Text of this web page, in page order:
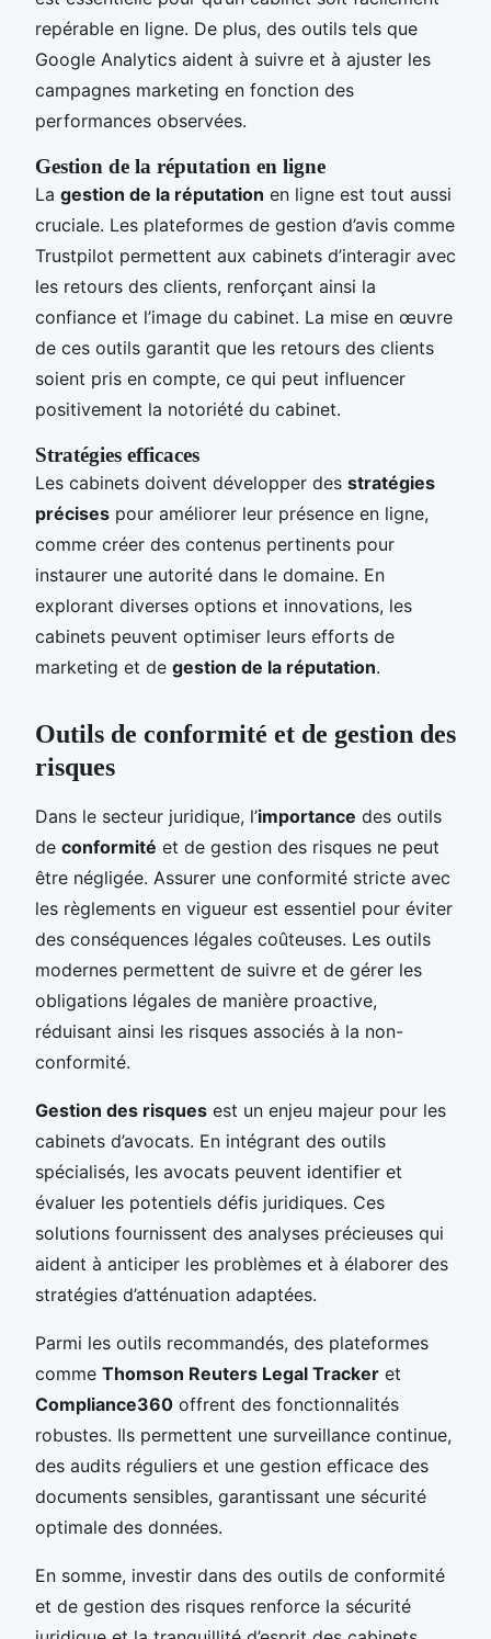
repérable en ligne. De plus, des outils tels que
Google Analytics aident à suivre et à ajuster les
campagnes marketing en fonction des
performances observées.
Gestion de la réputation en ligne
La gestion de la réputation en ligne est tout aussi
cruciale. Les plateformes de gestion d’avis comme
Trustpilot permettent aux cabinets d’interagir avec
les retours des clients, renforçant ainsi la
confiance et l’image du cabinet. La mise en œuvre
de ces outils garantit que les retours des clients
soient pris en compte, ce qui peut influencer
positivement la notoriété du cabinet.
Stratégies efficaces
Les cabinets doivent développer des stratégies
précises pour améliorer leur présence en ligne,
comme créer des contenus pertinents pour
instaurer une autorité dans le domaine. En
explorant diverses options et innovations, les
cabinets peuvent optimiser leurs efforts de
marketing et de gestion de la réputation.
Outils de conformité et de gestion des
risques
Dans le secteur juridique, l’importance des outils
de conformité et de gestion des risques ne peut
être négligée. Assurer une conformité stricte avec
les règlements en vigueur est essentiel pour éviter
des conséquences légales coûteuses. Les outils
modernes permettent de suivre et de gérer les
obligations légales de manière proactive,
réduisant ainsi les risques associés à la non-
conformité.
Gestion des risques est un enjeu majeur pour les
cabinets d’avocats. En intégrant des outils
spécialisés, les avocats peuvent identifier et
évaluer les potentiels défis juridiques. Ces
solutions fournissent des analyses précieuses qui
aident à anticiper les problèmes et à élaborer des
stratégies d’atténuation adaptées.
Parmi les outils recommandés, des plateformes
comme Thomson Reuters Legal Tracker et
Compliance360 offrent des fonctionnalités
robustes. Ils permettent une surveillance continue,
des audits réguliers et une gestion efficace des
documents sensibles, garantissant une sécurité
optimale des données.
En somme, investir dans des outils de conformité
et de gestion des risques renforce la sécurité